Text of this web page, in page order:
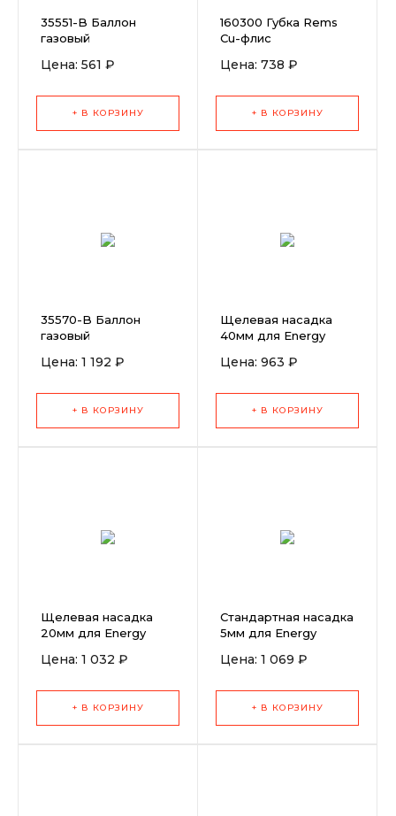
35551-B Баллон
газовый
Multigas 300
Цена: 561 ₽
+ В КОРЗИНУ
160300 Губка Rems
Cu-флис
Цена: 738 ₽
+ В КОРЗИНУ
35570-B Баллон
газовый
Maxigas (Максигаз)
Цена: 1 192 ₽
+ В КОРЗИНУ
Щелевая насадка
40мм для Energy
Цена: 963 ₽
+ В КОРЗИНУ
Щелевая насадка
20мм для Energy
Цена: 1 032 ₽
+ В КОРЗИНУ
Стандартная насадка
5мм для Energy
Цена: 1 069 ₽
+ В КОРЗИНУ